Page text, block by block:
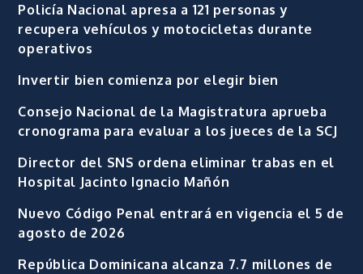
Policía Nacional apresa a 121 personas y
recupera vehículos y motocicletas durante
operativos
Invertir bien comienza por elegir bien
Consejo Nacional de la Magistratura aprueba
cronograma para evaluar a los jueces de la SCJ
Director del SNS ordena eliminar trabas en el
Hospital Jacinto Ignacio Mañón
Nuevo Código Penal entrará en vigencia el 5 de
agosto de 2026
República Dominicana alcanza 7.7 millones de